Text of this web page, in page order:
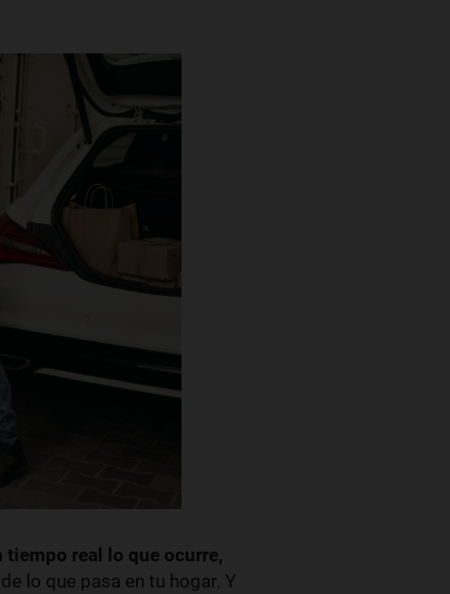
tiempo real lo que ocurre,
lo que pasa en tu hogar. Y